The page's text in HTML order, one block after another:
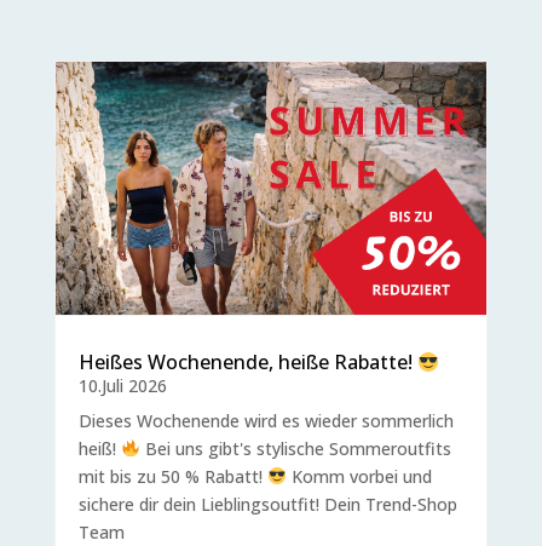
Heißes Wochenende, heiße Rabatte!
10.Juli 2026
Dieses Wochenende wird es wieder sommerlich
heiß!
Bei uns gibt's stylische Sommeroutfits
mit bis zu 50 % Rabatt!
Komm vorbei und
sichere dir dein Lieblingsoutfit! Dein Trend-Shop
Team